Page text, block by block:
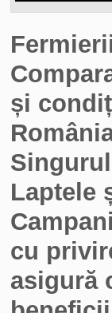
și
Laptele
cu
asigură